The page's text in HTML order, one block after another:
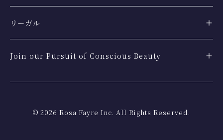
リーガル
Join our Pursuit of Conscious Beauty
© 2026 Rosa Fayre Inc. All Rights Reserved.